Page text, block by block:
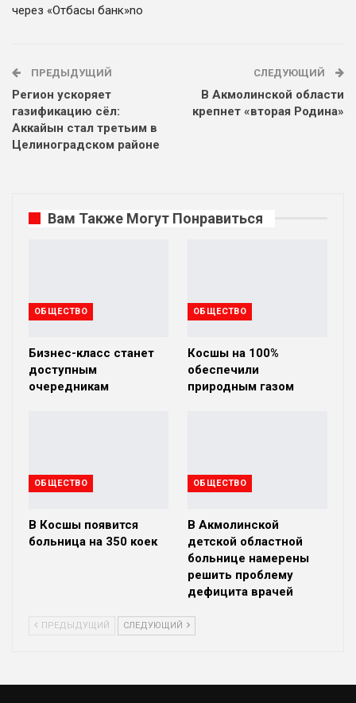
через «Отбасы банк»no
ПРЕДЫДУЩИЙ
Регион ускоряет
газификацию сёл:
Аккайын стал третьим в
Целиноградском районе
СЛЕДУЮЩИЙ
В Акмолинской области
крепнет «вторая Родина»
Вам Также Могут Понравиться
ОБЩЕСТВО
Бизнес-класс станет
доступным
очередникам
ОБЩЕСТВО
Косшы на 100%
обеспечили
природным газом
ОБЩЕСТВО
В Косшы появится
больница на 350 коек
ОБЩЕСТВО
В Акмолинской
детской областной
больнице намерены
решить проблему
дефицита врачей
ПРЕДЫДУЩИЙ СЛЕДУЮЩИЙ